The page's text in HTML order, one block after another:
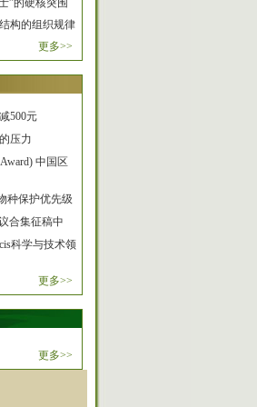
”的硬核突围
构的组织规律
更多>>
500元
压力
中国区
种保护优先级
合集征稿中
科学与技术领
更多>>
更多>>